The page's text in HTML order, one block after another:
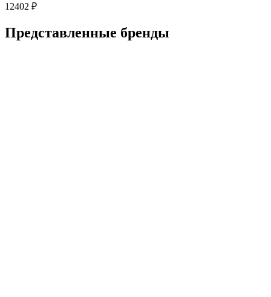
12402 ₽
Представленные бренды